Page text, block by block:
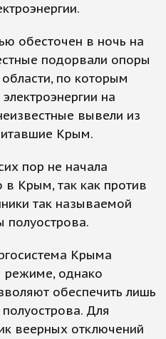
обесточен в ночь на
подорвали опоры
по которым
на
вывели из
Крым.
пор не начала
в Крым, так как против
так называемой
полуострова.
Крыма
режиме, однако
обеспечить лишь
Для
веерных отключений